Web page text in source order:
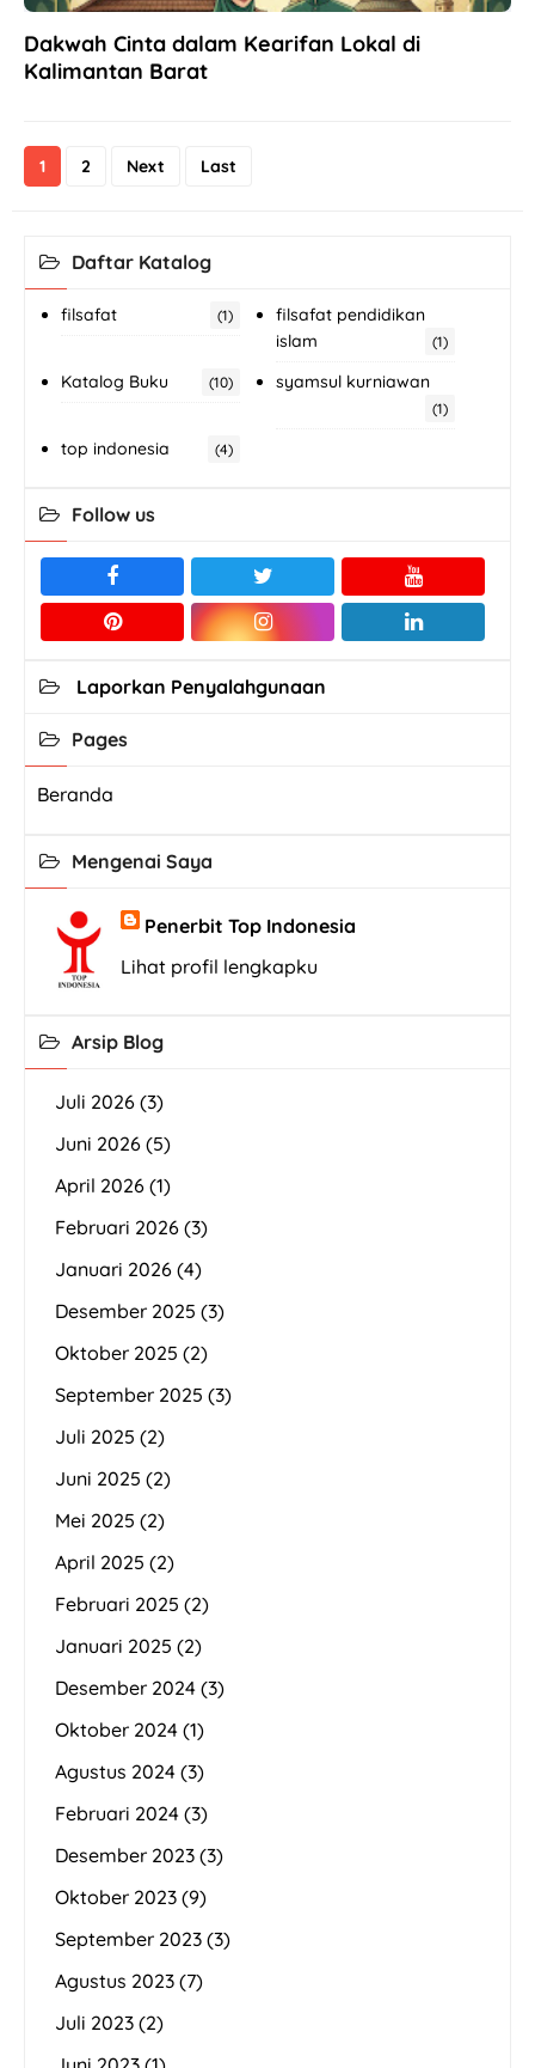
Dakwah Cinta dalam Kearifan Lokal di
Kalimantan Barat
1 2 Next Last
Daftar Katalog
filsafat (1)
filsafat pendidikan
islam
(1)
Katalog Buku (10) syamsul kurniawan
(1)
top indonesia (4)
Follow us
Laporkan Penyalahgunaan
Pages
Beranda
Mengenai Saya
Penerbit Top Indonesia
Lihat profil lengkapku
Arsip Blog
Juli 2026 (3)
Juni 2026 (5)
April 2026 (1)
Februari 2026 (3)
Januari 2026 (4)
Desember 2025 (3)
Oktober 2025 (2)
September 2025 (3)
Juli 2025 (2)
Juni 2025 (2)
Mei 2025 (2)
April 2025 (2)
Februari 2025 (2)
Januari 2025 (2)
Desember 2024 (3)
Oktober 2024 (1)
Agustus 2024 (3)
Februari 2024 (3)
Desember 2023 (3)
Oktober 2023 (9)
September 2023 (3)
Agustus 2023 (7)
Juli 2023 (2)